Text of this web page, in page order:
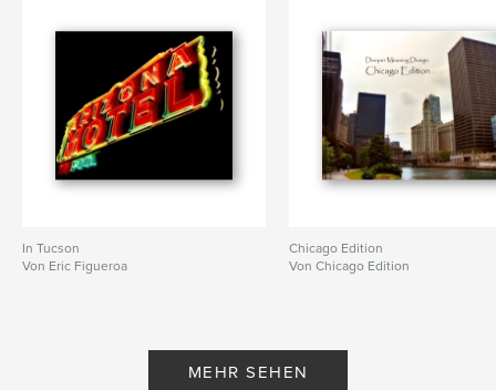
In Tucson
Von Eric Figueroa
Chicago Edition
Von Chicago Edition
MEHR SEHEN